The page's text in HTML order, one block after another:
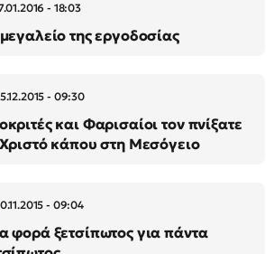
- 18:03
της εργοδοσίας
- 09:30
και Φαρισαίοι τον πνίξατε
κάπου στη Μεσόγειο
- 09:04
φορά ξετσίπωτος για πάντα